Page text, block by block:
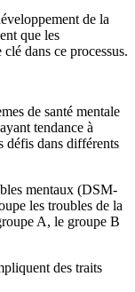
de la
que les
dans ce processus.
de santé mentale
tendance à
défis dans différents
mentaux (DSM-
les troubles de la
A, le groupe B
des traits